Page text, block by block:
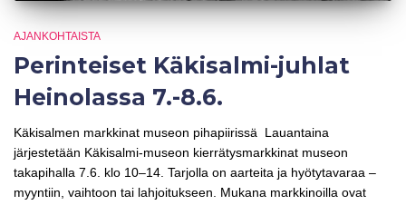
AJANKOHTAISTA
Perinteiset Käkisalmi-juhlat
Heinolassa 7.-8.6.
Käkisalmen markkinat museon pihapiirissä Lauantaina
järjestetään Käkisalmi-museon kierrätysmarkkinat museon
takapihalla 7.6. klo 10–14. Tarjolla on aarteita ja hyötytavaraa –
myyntiin, vaihtoon tai lahjoitukseen. Mukana markkinoilla ovat